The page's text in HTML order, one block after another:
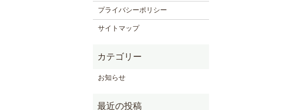
プライバシーポリシー
サイトマップ
お知らせ